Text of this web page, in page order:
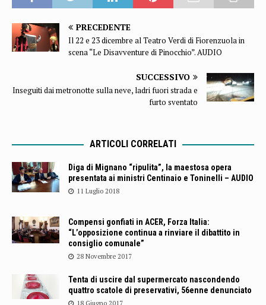
PRECEDENTE
Il 22 e 23 dicembre al Teatro Verdi di Fiorenzuola in
scena “Le Disavventure di Pinocchio”. AUDIO
SUCCESSIVO
Inseguiti dai metronotte sulla neve, ladri fuori strada e
furto sventato
ARTICOLI CORRELATI
Diga di Mignano “ripulita”, la maestosa opera
presentata ai ministri Centinaio e Toninelli – AUDIO
11 Luglio 2018
Compensi gonfiati in ACER, Forza Italia:
“L’opposizione continua a rinviare il dibattito in
consiglio comunale”
28 Novembre 2017
Tenta di uscire dal supermercato nascondendo
quattro scatole di preservativi, 56enne denunciato
18 Giugno 2017